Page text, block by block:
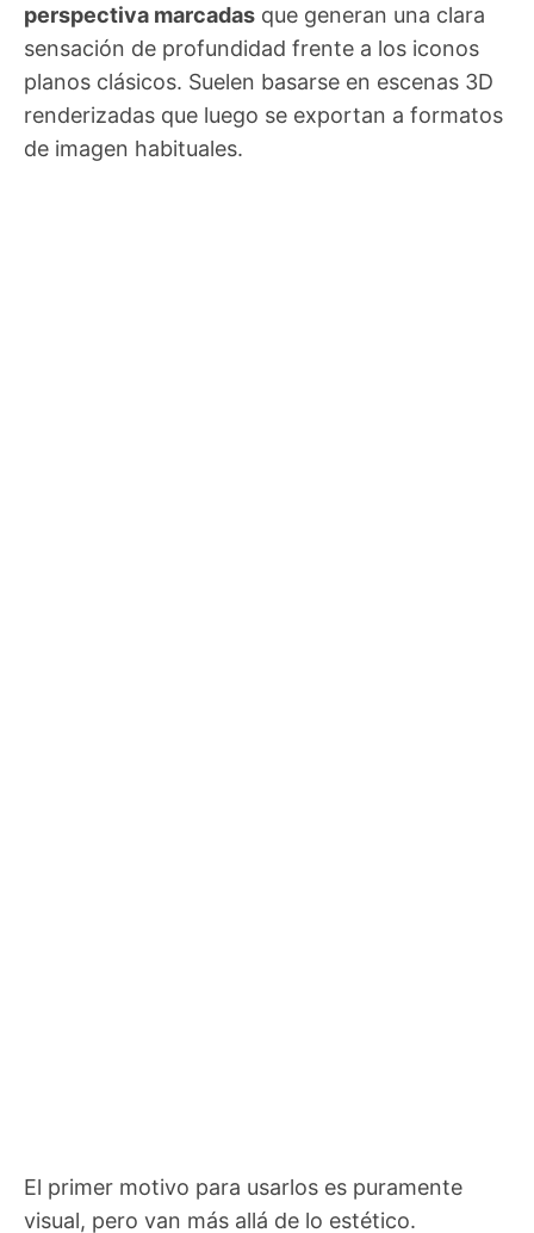
perspectiva marcadas que generan una clara
sensación de profundidad frente a los iconos
planos clásicos. Suelen basarse en escenas 3D
renderizadas que luego se exportan a formatos
de imagen habituales.
El primer motivo para usarlos es puramente
visual, pero van más allá de lo estético.